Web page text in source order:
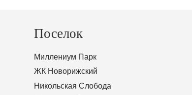
Поселок
Миллениум Парк
ЖК Новорижский
Никольская Слобода